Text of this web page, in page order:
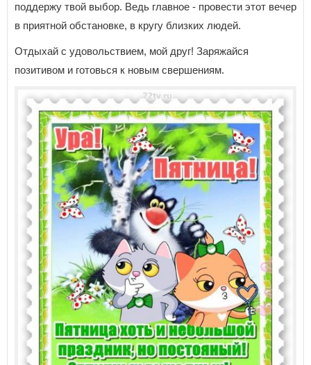
поддержу твой выбор. Ведь главное - провести этот вечер
в приятной обстановке, в кругу близких людей.
Отдыхай с удовольствием, мой друг! Заряжайся
позитивом и готовься к новым свершениям.